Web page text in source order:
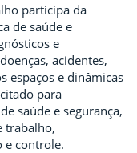
participa da
de saúde e
e
acidentes,
espaços e dinâmicas
para
saúde e segurança,
trabalho,
e controle.